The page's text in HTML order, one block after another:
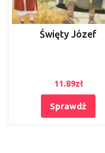
Święty Józef
11.89zł
Sprawdź